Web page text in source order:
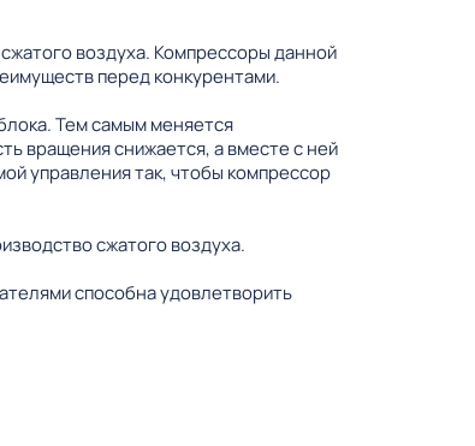
воздуха. Компрессоры данной
перед конкурентами.
Тем самым меняется
вращения снижается, а вместе с ней
управления так, чтобы компрессор
сжатого воздуха.
способна удовлетворить